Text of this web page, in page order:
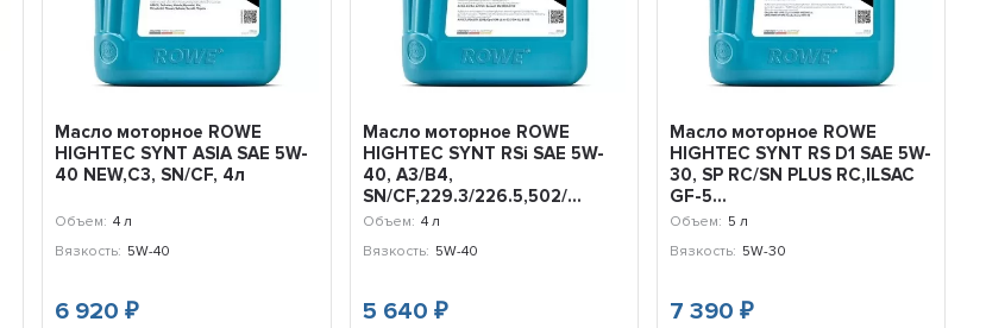
Масло моторное ROWE
HIGHTEC SYNT ASIA SAE 5W-
40 NEW,C3, SN/CF, 4л
Объем: 4 л
Вязкость: 5W-40
6 920₽
Масло моторное ROWE
HIGHTEC SYNT RSi SAE 5W-
40, A3/B4,
SN/CF,229.3/226.5,502/...
Объем: 4 л
Вязкость: 5W-40
5 640 ₽
Масло моторное ROWE
HIGHTEC SYNT RS D1 SAE 5W-
30, SP RC/SN PLUS RC,ILSAC
GF-5...
Объем: 5 л
Вязкость: 5W-30
7 390 ₽